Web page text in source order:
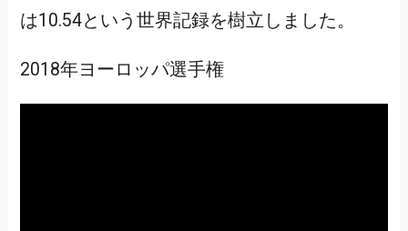
は10.54という世界記録を樹立しました。
2018年ヨーロッパ選手権